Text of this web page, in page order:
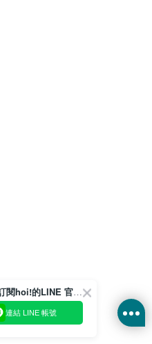
歡迎訂閱hoi!的LINE 官方帳號
連結 LINE 帳號